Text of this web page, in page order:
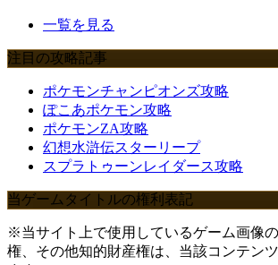
一覧を見る
注目の攻略記事
ポケモンチャンピオンズ攻略
ぽこあポケモン攻略
ポケモンZA攻略
幻想水滸伝スターリープ
スプラトゥーンレイダース攻略
当ゲームタイトルの権利表記
※当サイト上で使用しているゲーム画像
権、その他知的財産権は、当該コンテン